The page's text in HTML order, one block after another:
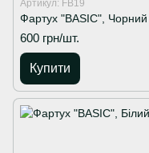
Артикул: FB19
Фартух "BASIC", Чорний
600 грн/шт.
Купити